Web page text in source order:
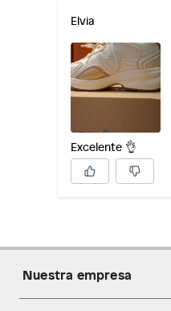
Elvia
Excelente 👌
Nuestra empresa